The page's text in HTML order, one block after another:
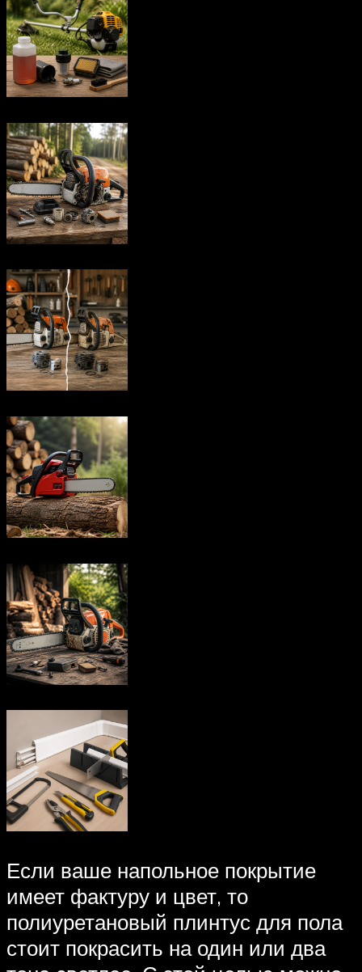
Если ваше напольное покрытие
имеет фактуру и цвет, то
полиуретановый плинтус для пола
стоит покрасить на один или два